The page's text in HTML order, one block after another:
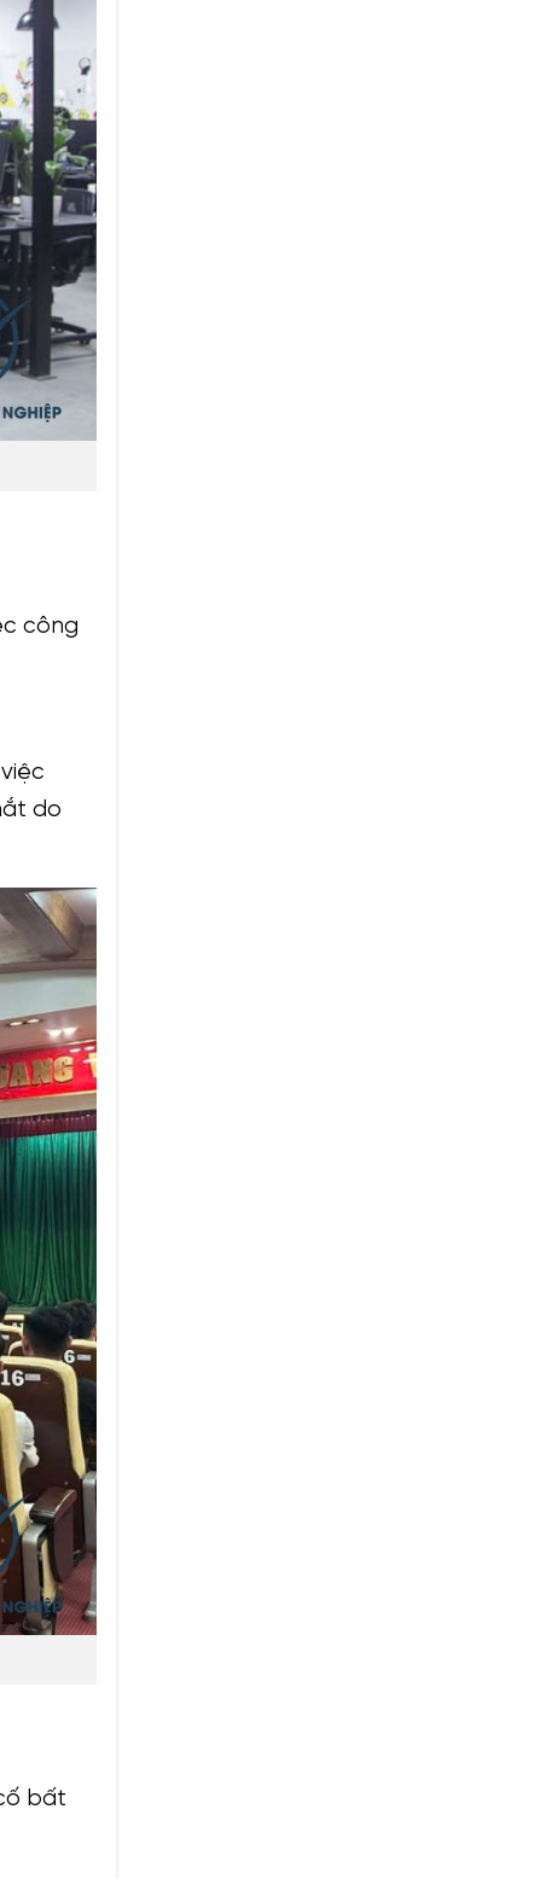
công
do
bất